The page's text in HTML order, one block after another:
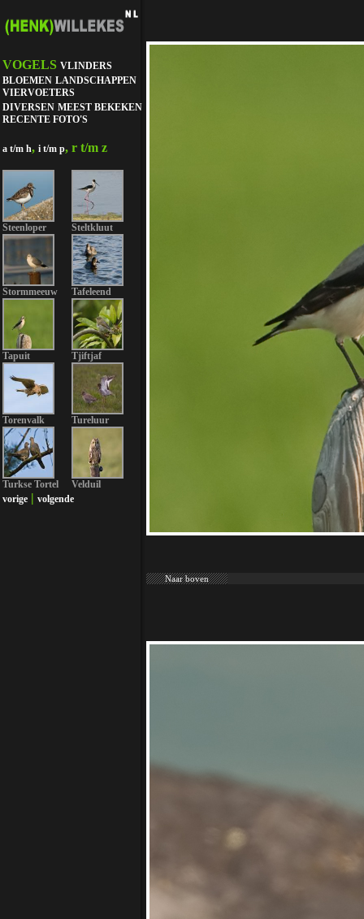
VOGELS VLINDERS
BLOEMEN LANDSCHAPPEN
VIERVOETERS
DIVERSEN MEEST BEKEKEN
RECENTE FOTO'S
a t/m h, i t/m p, r t/m z
Steenloper Steltkluut
Stormmeeuw Tafeleend
Tapuit Tjiftjaf
Torenvalk Tureluur
Turkse Tortel
Velduil
vorige | volgende
Naar boven